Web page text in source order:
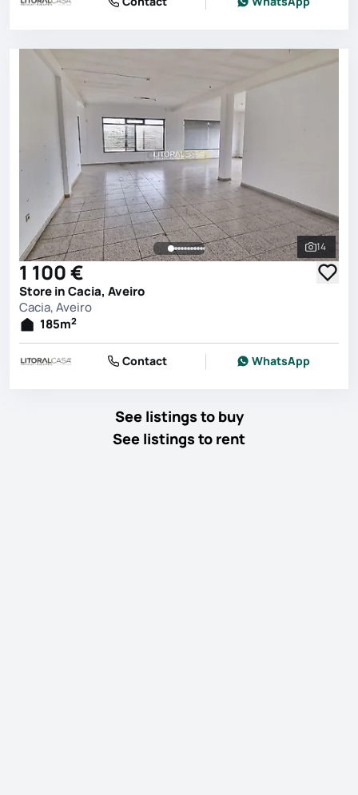
See all
14
1 100 €
Store in Cacia, Aveiro
Cacia, Aveiro
185m2
Contact WhatsApp
See listings to buy
See listings to rent